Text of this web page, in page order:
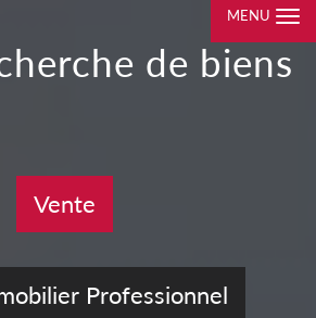
MENU
de biens
Vente
Professionnel